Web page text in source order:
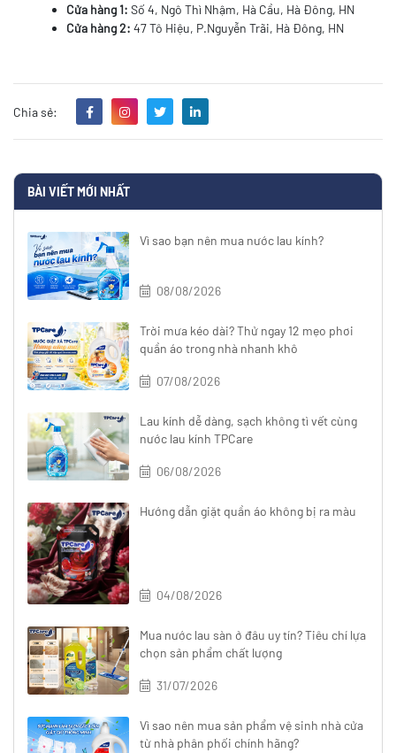
Cửa hàng 1: Số 4, Ngô Thì Nhậm, Hà Cầu, Hà Đông, HN
Cửa hàng 2: 47 Tô Hiệu, P.Nguyễn Trãi, Hà Đông, HN
Chia sẻ:
BÀI VIẾT MỚI NHẤT
Vì sao bạn nên mua nước lau kính?
08/08/2026
Trời mưa kéo dài? Thử ngay 12 mẹo phơi
quần áo trong nhà nhanh khô
07/08/2026
Lau kính dễ dàng, sạch không tì vết cùng
nước lau kính TPCare
06/08/2026
Hướng dẫn giặt quần áo không bị ra màu
04/08/2026
Mua nước lau sàn ở đâu uy tín? Tiêu chí lựa
chọn sản phẩm chất lượng
31/07/2026
Vì sao nên mua sản phẩm vệ sinh nhà cửa
từ nhà phân phối chính hãng?